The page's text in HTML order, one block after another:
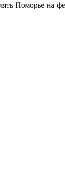
Поморье на